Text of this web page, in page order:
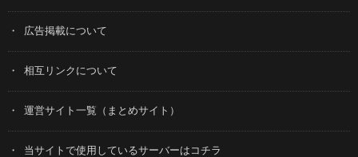
広告掲載について
相互リンクについて
運営サイト一覧（まとめサイト）
当サイトで使用しているサーバーはコチラ